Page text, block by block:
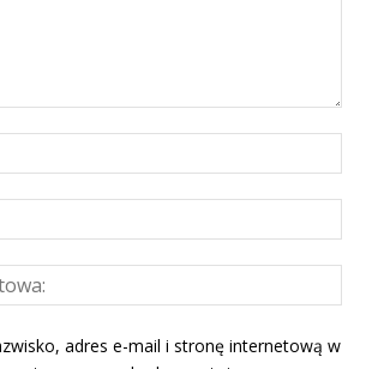
adres e-mail i stronę internetową w